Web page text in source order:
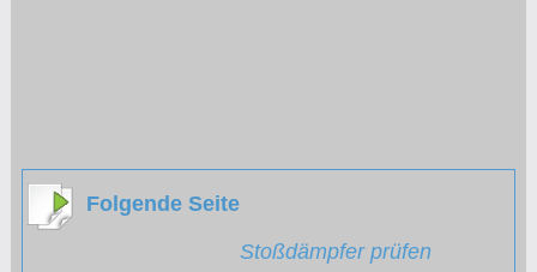
Folgende Seite
Stoßdämpfer prüfen